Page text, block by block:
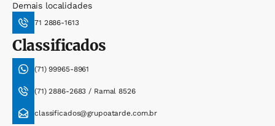
Demais localidades
71 2886-1613
Classificados
(71) 99965-8961
(71) 2886-2683 / Ramal 8526
classificados@grupoatarde.com.br